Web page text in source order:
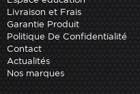
Livraison et Frais
Garantie Produit
Politique De Confidentialité
Contact
Actualités
Nos marques